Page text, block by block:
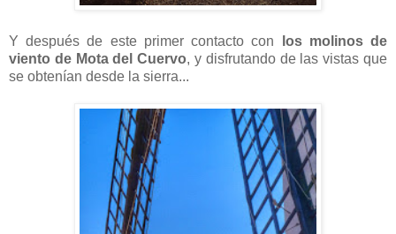
Y después de este primer contacto con
los molinos de
viento de Mota del Cuervo, y disfrutando de las vistas que
se obtenían desde la sierra...